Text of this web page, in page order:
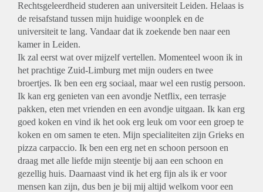
Rechtsgeleerdheid studeren aan universiteit Leiden. Helaas is
de reisafstand tussen mijn huidige woonplek en de
universiteit te lang. Vandaar dat ik zoekende ben naar een
kamer in Leiden.
Ik zal eerst wat over mijzelf vertellen. Momenteel woon ik in
het prachtige Zuid-Limburg met mijn ouders en twee
broertjes. Ik ben een erg sociaal, maar wel een rustig persoon.
Ik kan erg genieten van een avondje Netflix, een terrasje
pakken, eten met vrienden en een avondje uitgaan. Ik kan erg
goed koken en vind ik het ook erg leuk om voor een groep te
koken en om samen te eten. Mijn specialiteiten zijn Grieks en
pizza carpaccio. Ik ben een erg net en schoon persoon en
draag met alle liefde mijn steentje bij aan een schoon en
gezellig huis. Daarnaast vind ik het erg fijn als ik er voor
mensen kan zijn, dus ben je bij mij altijd welkom voor een